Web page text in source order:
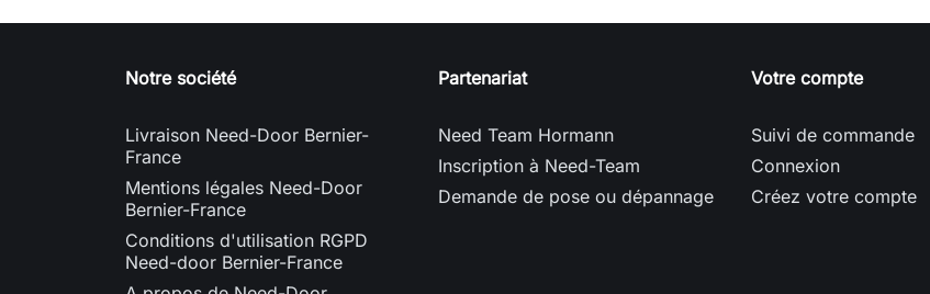
Notre société
Livraison Need-Door Bernier-
France
Mentions légales Need-Door
Bernier-France
Conditions d'utilisation RGPD
Need-door Bernier-France
Partenariat
Need Team Hormann
Inscription à Need-Team
Demande de pose ou dépannage
Votre compte
Suivi de commande
Connexion
Créez votre compte